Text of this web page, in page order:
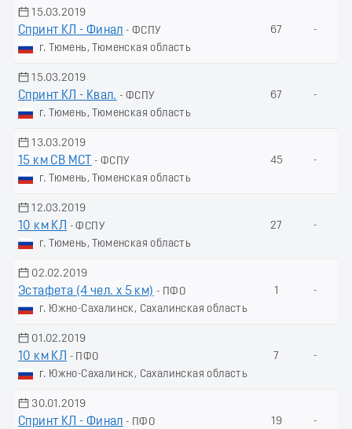
15.03.2019
Спринт КЛ - Финал - ФСПУ
г. Тюмень, Тюменская область
67 -
15.03.2019
Спринт КЛ - Квал. - ФСПУ
г. Тюмень, Тюменская область
67 -
13.03.2019
15 км СВ МСТ
- ФСПУ
г. Тюмень, Тюменская область
45 -
12.03.2019
10 км КЛ
- ФСПУ
г. Тюмень, Тюменская область
27 -
02.02.2019
Эстафета (4 чел. х 5 км) - ПФО
г. Южно-Сахалинск, Сахалинская область
1 -
01.02.2019
10 км КЛ
- ПФО
г. Южно-Сахалинск, Сахалинская область
7 -
30.01.2019
Спринт КЛ - Финал - ПФО
19 -